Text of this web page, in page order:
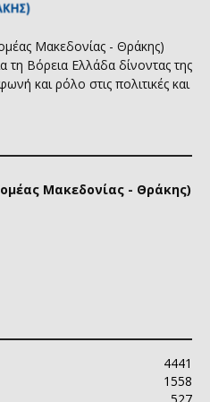
Μακεδονίας - Θράκης)
τη Βόρεια Ελλάδα δίνοντας της
και ρόλο στις πολιτικές και
Μακεδονίας - Θράκης)
4441
1558